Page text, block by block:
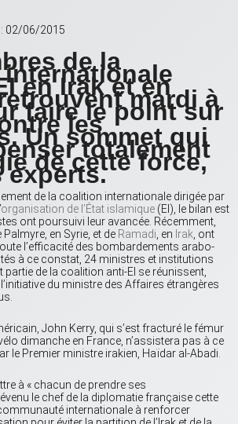
02/06/2015
de la
en Irak et enmardi à
faire le point sur
les
Un sommet qui
totalement
de cette force,
experts.
de la coalition internationale dirigée par
organisation de l’État islamique (EI), le bilan est
ont poursuivi leur avancée. Récemment,
Palmyre, en Syrie, et de Ramadi , en Irak , ont
l’efficacité des bombardements arabo-
à ce constat, 24 ministres et institutions
de la coalition anti-EI se réunissent,
du ministre des Affaires étrangères
John Kerry, qui s’est fracturé le fémur
dimanche en France, n’assistera pas à ce
le Premier ministre irakien, Haïdar al-Abadi.
à « chacun de prendre ses
le chef de la diplomatie française cette
internationale à renforcer